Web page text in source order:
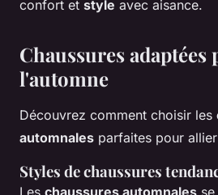
confort et style avec aisance.
Chaussures adaptées
l'automne
Découvrez comment choisir les
automnales parfaites pour
Styles de chaussures